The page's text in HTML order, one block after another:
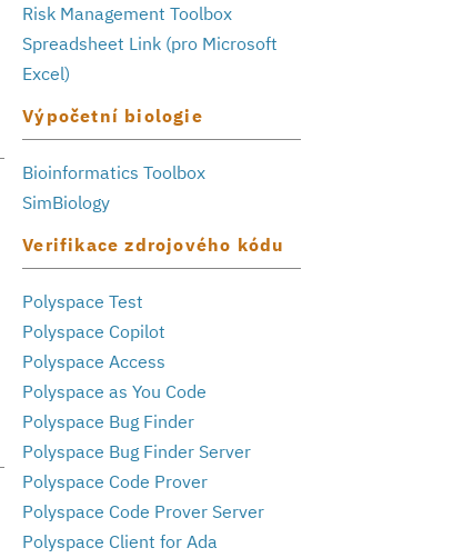
Risk Management Toolbox
Spreadsheet Link (pro Microsoft
Excel)
Výpočetní biologie
Bioinformatics Toolbox
SimBiology
Verifikace zdrojového kódu
Polyspace Test
Polyspace Copilot
Polyspace Access
Polyspace as You Code
Polyspace Bug Finder
Polyspace Bug Finder Server
Polyspace Code Prover
Polyspace Code Prover Server
Polyspace Client for Ada